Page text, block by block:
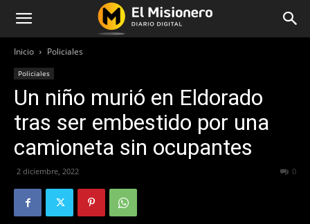
Inicio Policiales
Policiales
Un niño murió en Eldorado
tras ser embestido por una
camioneta sin ocupantes
2 diciembre, 2022 0